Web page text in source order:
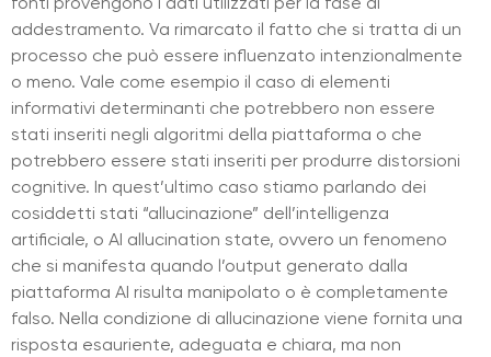
addestramento. Va rimarcato il fatto che si tratta di un
processo che può essere influenzato intenzionalmente
o meno. Vale come esempio il caso di elementi
informativi determinanti che potrebbero non essere
stati inseriti negli algoritmi della piattaforma o che
potrebbero essere stati inseriti per produrre distorsioni
cognitive. In quest’ultimo caso stiamo parlando dei
cosiddetti stati “allucinazione” dell’intelligenza
artificiale, o AI allucination state, ovvero un fenomeno
che si manifesta quando l’output generato dalla
piattaforma AI risulta manipolato o è completamente
falso. Nella condizione di allucinazione viene fornita una
risposta esauriente, adeguata e chiara, ma non